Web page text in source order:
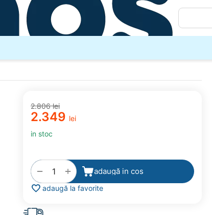
2.806 lei
2.349 lei
in stoc
+
− adaugă in cos
adaugă la favorite